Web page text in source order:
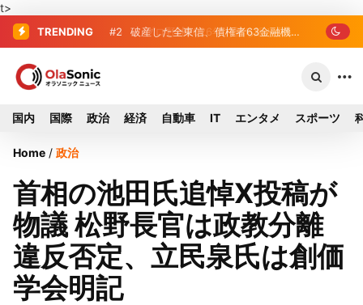
t>
TRENDING #2 破産した全東信、債権者63金融
#3 プロ野球2026年、勝ち組と負け組の
国内 国際 政治 経済 自動車 IT エンタメ スポーツ
Home / 政治
首相の池田氏追悼X投稿が
物議 松野長官は政教分離
違反否定、立民泉氏は創価
学会明記